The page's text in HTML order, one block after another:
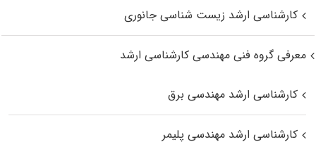
کارشناسی ارشد زیست‌ شناسی جانوری
معرفی گروه فنی مهندسی کارشناسی ارشد
کارشناسی ارشد مهندسی برق
کارشناسی ارشد مهندسی پلیمر